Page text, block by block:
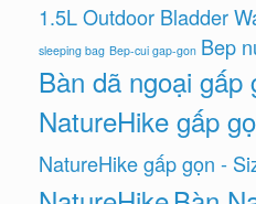
1.5L Outdoor Bladder
sleeping bag Bep-cui gap-gon Bep
Bàn dã ngoại gấp
NatureHike gấp
NatureHike gấp gọn -